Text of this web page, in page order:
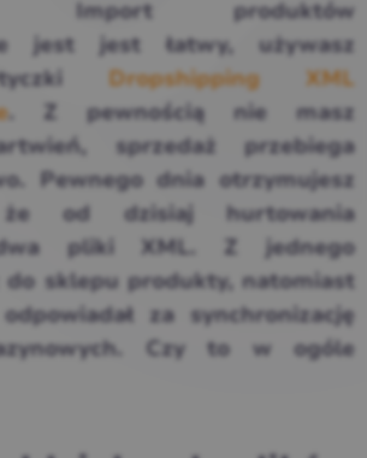
Import produktów
jest jest łatwy, używasz
Dropshipping XML
. Z pewnością nie masz
sprzedaż przebiega
Pewnego dnia otrzymujesz
że od dzisiaj hurtowania
pliki XML. Z jednego
do sklepu produkty, natomiast
za synchronizację
Czy to w ogóle